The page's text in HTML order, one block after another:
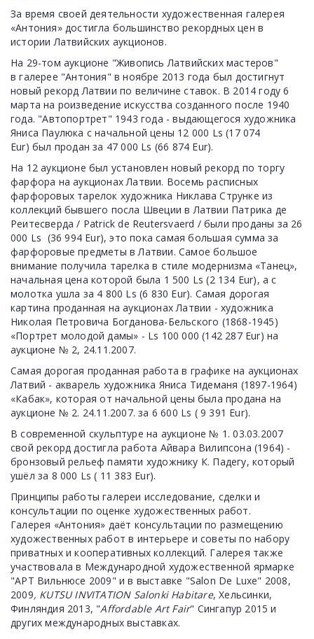
За время своей деятельности художественная галерея
«Антония» достигла большинство рекордных цен в
истории Латвийских аукционов.
На 29-том аукционе "Живопись Латвийских мастеров"
в галерее "Антония" в ноябре 2013 года был достигнут
новый рекорд Латвии по величине ставок. В 2014 году 6
марта на роизведение искусства созданного после 1940
года. "Автопортрет" 1943 года - выдающегося художника
Яниса Паулюка с начальной цены 12 000 Ls (17 074
Eur) был продан за 47 000 Ls (66 874 Eur).
На 12 аукционе был установлен новый рекорд по торгу
фарфора на аукционах Латвии. Восемь расписных
фарфоровых тарелок художника Никлава Струнке из
коллекций бывшего посла Швеции в Латвии Патрика де
Реитесверда / Patrick de Reutersvaerd / были проданы за 26
000 Ls (36 994 Eur), это пока самая большая сумма за
фарфоровые предметы в Латвии. Самое большое
внимание получила тарелка в стиле модернизма «Танец»,
начальная цена которой была 1 500 Ls (2 134 Eur), а с
молотка ушла за 4 800 Ls (6 830 Eur). Самая дорогая
картина проданная на аукционах Латвии - художника
Николая Петровича Богданова-Бельского (1868-1945)
«Портрет молодой дамы» - Ls 100 000 (142 287 Eur) на
аукционе № 2, 24.11.2007.
Самая дорогая проданная работа в графике на аукционах
Латвий - акварель художника Яниса Тидеманя (1897-1964)
«Кабак», которая от начальной цены была продана на
аукционе № 2. 24.11.2007. за 6 600 Ls ( 9 391 Eur).
В современной скульптуре на аукционе № 1. 03.03.2007
свой рекорд достигла работа Айвара Вилипсона (1964) -
бронзовый рельеф памяти художнику К. Падегу, который
ушёл за 8 000 Ls ( 11 383 Eur).
Принципы работы галереи исследование, сделки и
консультации по оценке художественных работ.
Галерея «Антония» даёт консультации по размещению
художественных работ в интерьере и советы по набору
приватных и кооперативных коллекций. Галерея также
участвовала в Международной художественной ярмарке
"АРТ Вильнюсе 2009" и в выставке "Salon De Luxe" 2008,
2009, KUTSU INVITATION Salonki Habitare, Хельсинки,
Финляндия 2013, "Affordable Art Fair" Сингапур 2015 и
других международных выставках.